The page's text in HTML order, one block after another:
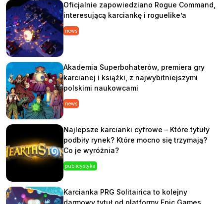
Oficjalnie zapowiedziano Rogue Command,
interesującą karciankę i roguelike’a
news
Akademia Superbohaterów, premiera gry
karcianej i książki, z najwybitniejszymi
polskimi naukowcami
news
Najlepsze karcianki cyfrowe – Które tytuły
podbiły rynek? Które mocno się trzymają?
Co je wyróżnia?
publicystyka
Karcianka PRG Solitairica to kolejny